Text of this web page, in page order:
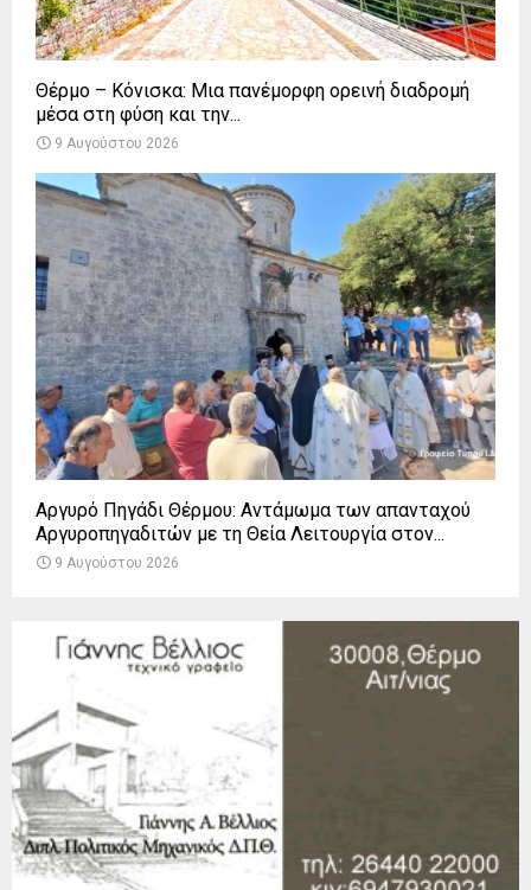
Θέρμο – Κόνισκα: Μια πανέμορφη ορεινή διαδρομή
μέσα στη φύση και την...
9 Αυγούστου 2026
Αργυρό Πηγάδι Θέρμου: Αντάμωμα των απανταχού
Αργυροπηγαδιτών με τη Θεία Λειτουργία στον...
9 Αυγούστου 2026